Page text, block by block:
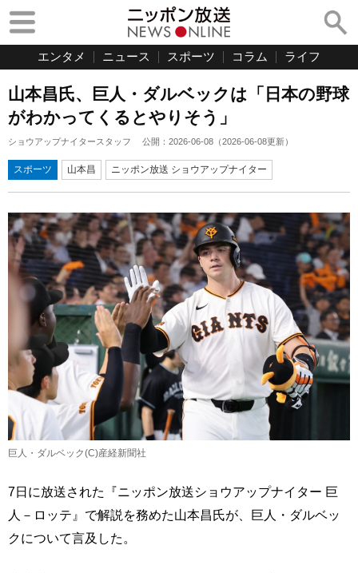
エンタメ ニュース スポーツ コラム ライフ
山本昌氏、巨人・ダルベックは「日本の野球
がわかってくるとやりそう」
ショウアップナイタースタッフ 公開： 2026-06-08 （2026-06-08更新）
スポーツ 山本昌 ニッポン放送 ショウアップナイター
巨人・ダルベック(C)産経新聞社
7日に放送された『ニッポン放送ショウアップナイター 巨
人－ロッテ』で解説を務めた山本昌氏が、巨人・ダルベッ
クについて言及した。